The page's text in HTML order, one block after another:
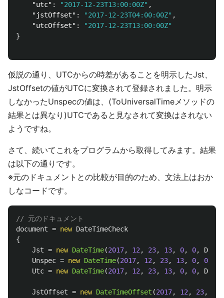
"utc" : "2017-12-23T13:00:00Z" ,
"jstOffset" : "2017-12-23T04:00:00Z" ,
"utcOffset" :
"2017-12-23T13:00:00Z"
}
仮説の通り、UTCからの時差があることを明示したJst、
JstOffsetの値がUTCに変換されて登録されました。明示
しなかったUnspecの値は、(ToUniversalTimeメソッドの
結果とは異なり)UTCであると見なされて変換はされない
ようですね。
さて、続いてこれをプログラムから取得してみます。結果
は以下の通りです。
※元のドキュメントとの比較が目的のため、文法上はおか
しなコードです。
// 元のドキュメント
document = new DateTimeCheck
{
Jst = new DateTime(2017, 12 , 23, 13, 0, 0,
Unspec = new DateTime(2017, 12 , 23, 13, 0, 0
Utc = new DateTime(2017, 12 , 23, 13, 0, 0,
JstOffset = new DateTimeOffset (2017, 12 , 23,